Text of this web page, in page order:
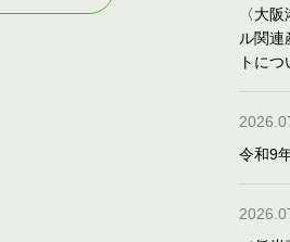
〈大
ル関連
トに
令和9